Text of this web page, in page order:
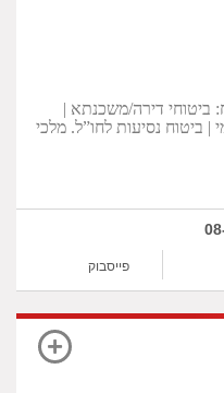
ביטוחי דירה/משכנתא |
| ביטוח נסיעות לחו”ל. מלכי
פייסבוק